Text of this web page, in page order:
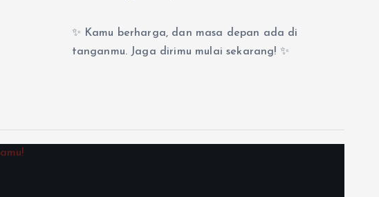
✨ Kamu berharga, dan masa depan ada di
tanganmu. Jaga dirimu mulai sekarang! ✨